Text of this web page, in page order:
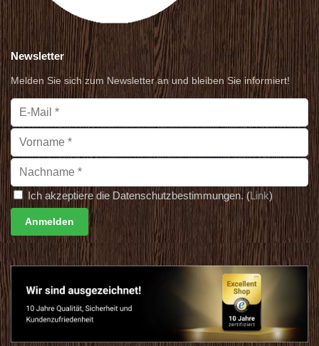
Newsletter
Melden Sie sich zum Newsletter an und bleiben Sie informiert!
Ich akzeptiere die Datenschutzbestimmungen. (Link)